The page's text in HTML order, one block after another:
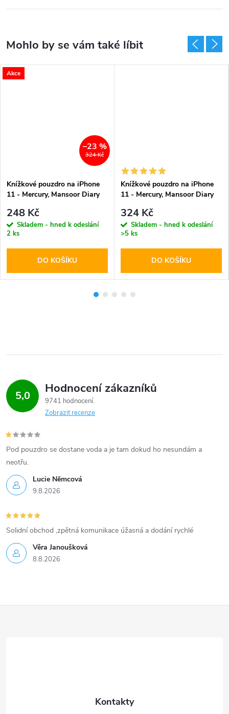
Akce
324 Kč
–23 %
Knížkové pouzdro na iPhone
11 - Mercury, Mansoor Diary
248 Kč
Skladem - hned k odeslání
2 ks
DO KOŠÍKU
Knížkové pouzdro na iPhone
11 - Mercury, Mansoor Diary
324 Kč
Skladem - hned k odeslání
>5 ks
DO KOŠÍKU
5,0 Hodnocení zákazníků
9741 hodnocení
Zobrazit recenze
Lucie Nĕmcová
9.8.2026
Pod pouzdro se dostane voda a je tam dokud ho nesundám a
neotřu.
Věra Janoušková
8.8.2026
Solidní obchod ,zpětná komunikace úžasná a dodání rychlé